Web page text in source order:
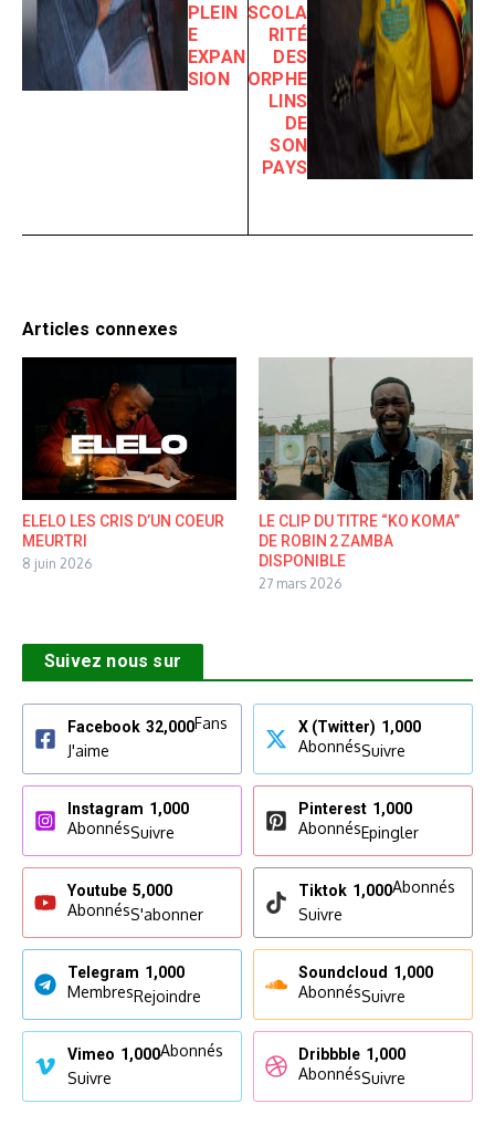
PLEIN
E
EXPAN
SION
SCOLA
RITÉ
DES
ORPHE
LINS
DE
SON
PAYS
Articles connexes
ELELO LES CRIS D’UN COEUR
MEURTRI
8 juin 2026
LE CLIP DU TITRE “KO KOMA”
DE ROBIN 2 ZAMBA
DISPONIBLE
27 mars 2026
Suivez nous sur
Facebook 32,000Fans
J'aime
X (Twitter) 1,000
AbonnésSuivre
Instagram 1,000
AbonnésSuivre
Pinterest 1,000
AbonnésEpingler
Youtube 5,000
AbonnésS'abonner
Tiktok 1,000Abonnés
Suivre
Telegram 1,000
MembresRejoindre
Soundcloud 1,000
AbonnésSuivre
Vimeo 1,000Abonnés
Suivre
Dribbble 1,000
AbonnésSuivre